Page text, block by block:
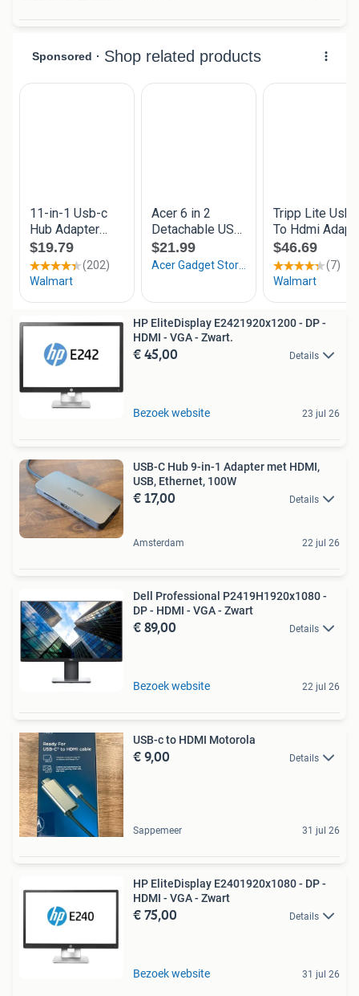
HP EliteDisplay E2421920x1200 - DP -
HDMI - VGA - Zwart.
€ 45,00 Details
Bezoek website 23 jul 26
USB-C Hub 9-in-1 Adapter met HDMI,
USB, Ethernet, 100W
€ 17,00 Details
Amsterdam 22 jul 26
Dell Professional P2419H1920x1080 -
DP - HDMI - VGA - Zwart
€ 89,00 Details
Bezoek website 22 jul 26
USB-c to HDMI Motorola
€ 9,00 Details
Sappemeer 31 jul 26
HP EliteDisplay E2401920x1080 - DP -
HDMI - VGA - Zwart
€ 75,00 Details
Bezoek website 31 jul 26